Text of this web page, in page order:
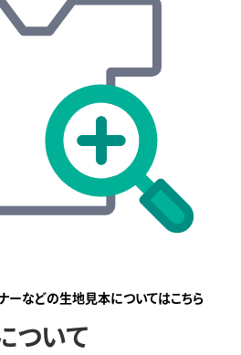
ーなどの生地見本についてはこちら
ついて